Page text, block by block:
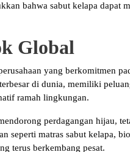
bahwa sabut kelapa dapat
Global
yang berkomitmen
di dunia, memiliki
ramah lingkungan.
perdagangan hijau,
seperti matras sabut kelapa,
terus berkembang pesat.